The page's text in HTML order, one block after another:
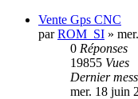
Vente Gps CNC
parROM_SI »
0 Réponses
19855 Vues
Dernier
mer. 18 juin